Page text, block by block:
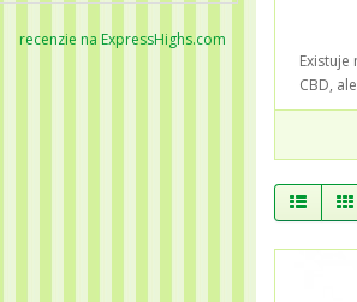
recenzie na ExpressHighs.com
CBD,